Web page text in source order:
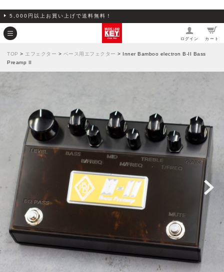
5,000円以上お買い上げで送料無料！
ログイン カート
TOP > エフェクター > ベース用エフェクター > Inner Bamboo electron B-II Bass
Preamp II